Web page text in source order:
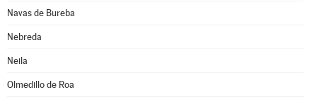
Navas de Bureba
Nebreda
Neila
Olmedillo de Roa